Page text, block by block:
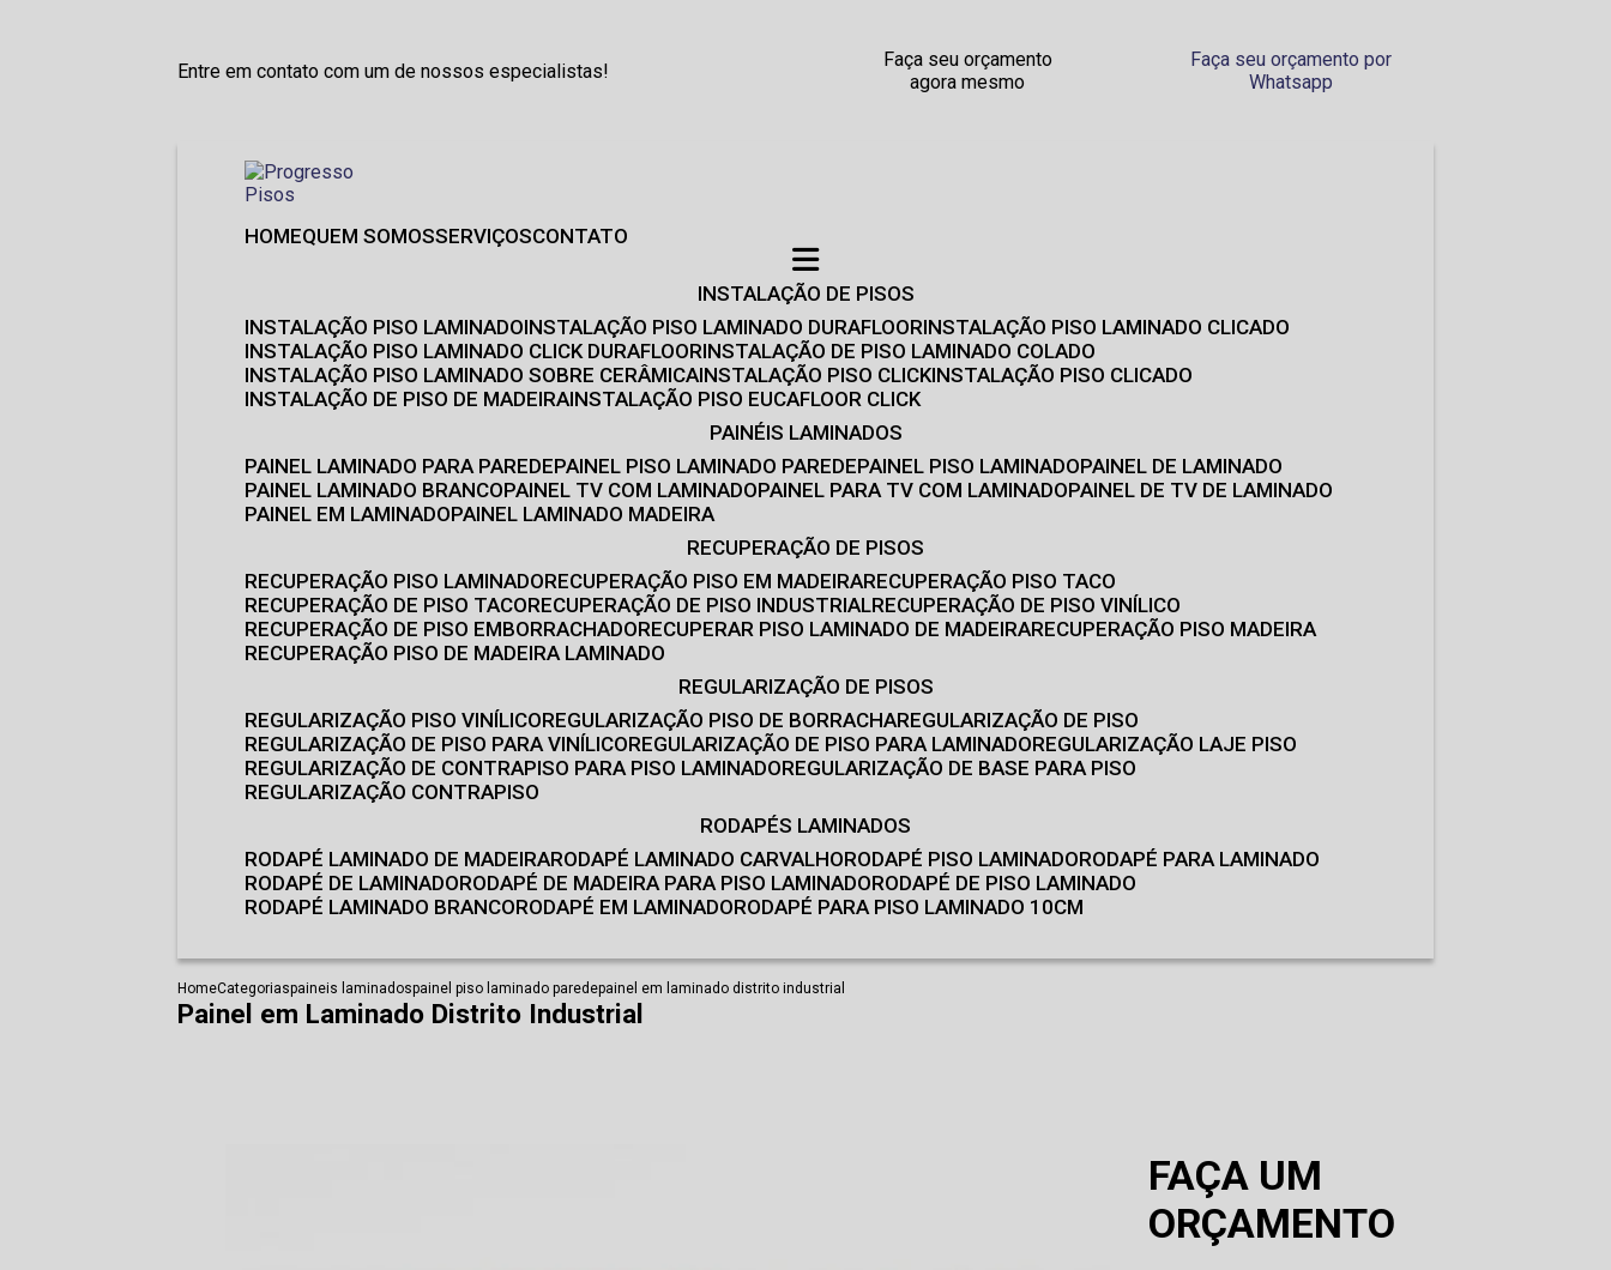
Entre em contato com um de nossos especialistas!
Faça seu orçamento
agora mesmo
Faça seu orçamento por
Whatsapp
HOME QUEM SOMOS SERVIÇOS CONTATO
INSTALAÇÃO DE PISOS
INSTALAÇÃO PISO LAMINADO INSTALAÇÃO PISO LAMINADO DURAFLOOR INSTALAÇÃO PISO LAMINADO CLICADO
INSTALAÇÃO PISO LAMINADO CLICK DURAFLOOR INSTALAÇÃO DE PISO LAMINADO COLADO
INSTALAÇÃO PISO LAMINADO SOBRE CERÂMICA INSTALAÇÃO PISO CLICK INSTALAÇÃO PISO CLICADO
INSTALAÇÃO DE PISO DE MADEIRA INSTALAÇÃO PISO EUCAFLOOR CLICK
PAINÉIS LAMINADOS
PAINEL LAMINADO PARA PAREDE PAINEL PISO LAMINADO PAREDE PAINEL PISO LAMINADO PAINEL DE LAMINADO
PAINEL LAMINADO BRANCO PAINEL TV COM LAMINADO PAINEL PARA TV COM LAMINADO PAINEL DE TV DE LAMINADO
PAINEL EM LAMINADO PAINEL LAMINADO MADEIRA
RECUPERAÇÃO DE PISOS
RECUPERAÇÃO PISO LAMINADO RECUPERAÇÃO PISO EM MADEIRA RECUPERAÇÃO PISO TACO
RECUPERAÇÃO DE PISO TACO RECUPERAÇÃO DE PISO INDUSTRIAL RECUPERAÇÃO DE PISO VINÍLICO
RECUPERAÇÃO DE PISO EMBORRACHADO RECUPERAR PISO LAMINADO DE MADEIRA RECUPERAÇÃO PISO MADEIRA
RECUPERAÇÃO PISO DE MADEIRA LAMINADO
REGULARIZAÇÃO DE PISOS
REGULARIZAÇÃO PISO VINÍLICO REGULARIZAÇÃO PISO DE BORRACHA REGULARIZAÇÃO DE PISO
REGULARIZAÇÃO DE PISO PARA VINÍLICO REGULARIZAÇÃO DE PISO PARA LAMINADO REGULARIZAÇÃO LAJE PISO
REGULARIZAÇÃO DE CONTRAPISO PARA PISO LAMINADO REGULARIZAÇÃO DE BASE PARA PISO
REGULARIZAÇÃO CONTRAPISO
RODAPÉS LAMINADOS
RODAPÉ LAMINADO DE MADEIRA RODAPÉ LAMINADO CARVALHO RODAPÉ PISO LAMINADO RODAPÉ PARA LAMINADO
RODAPÉ DE LAMINADO RODAPÉ DE MADEIRA PARA PISO LAMINADO RODAPÉ DE PISO LAMINADO
RODAPÉ LAMINADO BRANCO RODAPÉ EM LAMINADO RODAPÉ PARA PISO LAMINADO 10CM
HomeCategoriaspaineis laminadospainel piso laminado paredepainel em laminado distrito industrial
Painel em Laminado Distrito Industrial
FAÇA UM
ORÇAMENTO